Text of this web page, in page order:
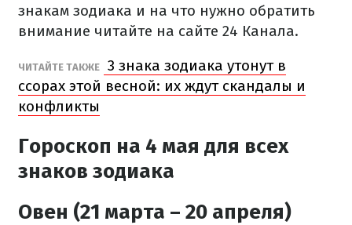
знакам зодиака и на что нужно обратить
внимание читайте на сайте 24 Канала.
ЧИТАЙТЕ ТАКЖЕ
3 знака зодиака утонут в
ссорах этой весной: их ждут скандалы и
конфликты
Гороскоп на 4 мая для всех
знаков зодиака
Овен (21 марта – 20 апреля)